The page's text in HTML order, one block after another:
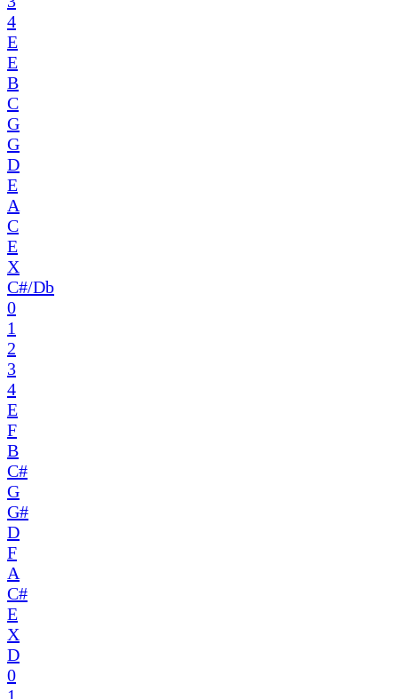
4
E
E
B
C
G
G
D
E
A
C
E
X
C#/Db
0
1
2
3
4
E
F
B
C#
G
G#
D
F
A
C#
E
X
D
0